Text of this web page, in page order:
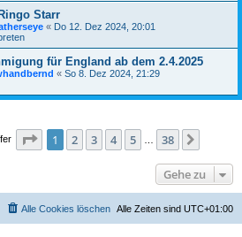
Starr
« Do 12. Dez 2024, 20:01
für England ab dem 2.4.2025
« So 8. Dez 2024, 21:29
Seite 1von 38
1 2 3 4 5 38
Gehe zu
Alle Zeiten sind UTC+01:00
Alle Cookies löschen